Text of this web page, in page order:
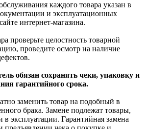
каждого товара указан в
и эксплуатационных
интернет-магазина.
проверьте целостность товарной
проведите осмотр на наличие
обязан сохранять чеки, упаковку и
гарантийного срока.
заменить товар на подобный в
брака. Замене подлежат товары,
эксплуатации. Гарантийная замена